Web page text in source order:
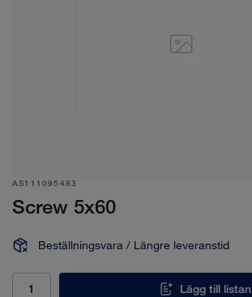
AS111095483
Screw 5x60
Beställningsvara / Längre leveranstid
Lägg till listan